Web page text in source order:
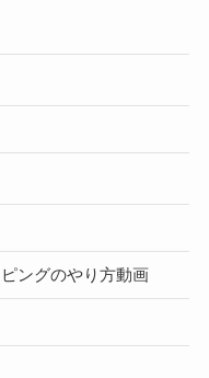
ングのやり方動画